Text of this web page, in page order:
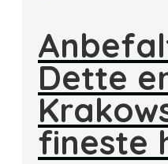
Dette
fineste